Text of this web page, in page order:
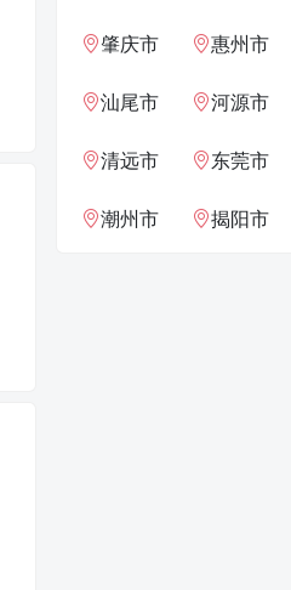
肇庆市 惠州市
汕尾市 河源市
清远市 东莞市
潮州市 揭阳市